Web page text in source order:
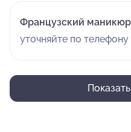
Французский маникюр
уточняйте по телефону